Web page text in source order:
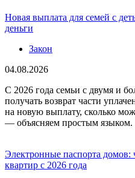
Новая выплата для семей с
деньги
Закон
04.08.2026
С 2026 года семьи с двумя и
получать возврат части
на новую выплату, сколько
— объясняем простым языком.
Электронные паспорта домов:
квартир с 2026 года